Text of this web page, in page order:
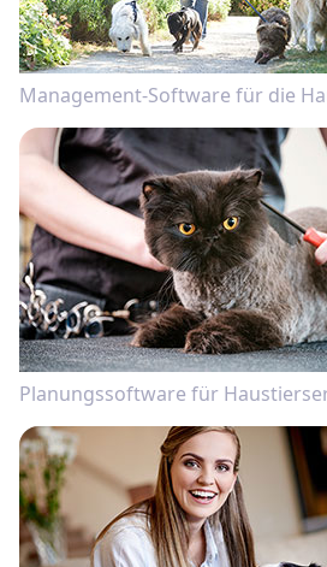
Management-Software für die
Planungssoftware für